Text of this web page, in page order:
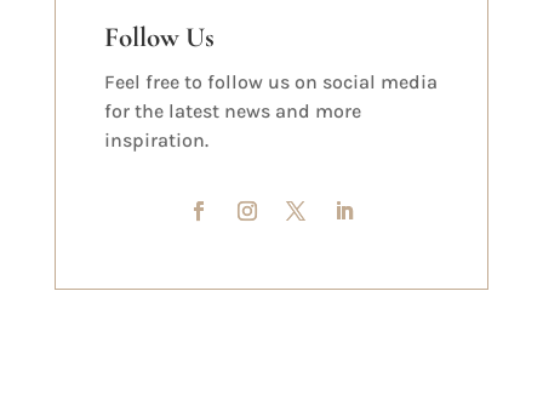
Follow Us
Feel free to follow us on social media
for the latest news and more
inspiration.